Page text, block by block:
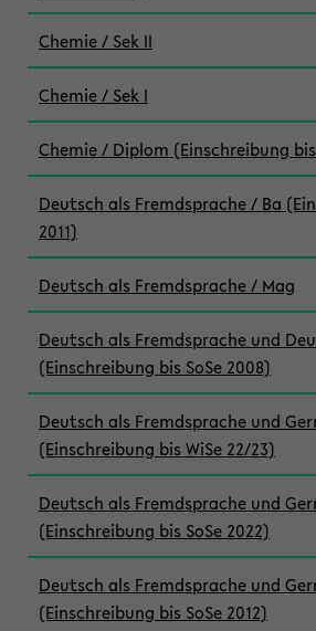
Chemie / Sek II
Chemie / Sek I
Chemie / Diplom (Einschreibung
Deutsch als Fremdsprache / Ba
2011)
Deutsch als Fremdsprache / Mag
Deutsch als Fremdsprache und
(Einschreibung bis SoSe 2008)
Deutsch als Fremdsprache und
(Einschreibung bis WiSe 22/23)
Deutsch als Fremdsprache und
(Einschreibung bis SoSe 2022)
Deutsch als Fremdsprache und
(Einschreibung bis SoSe 2012)